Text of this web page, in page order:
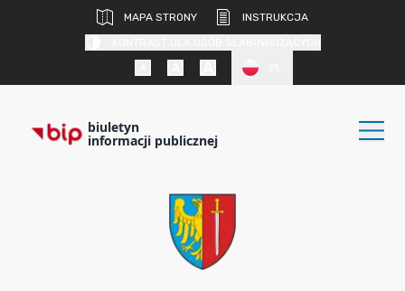
MAPA STRONY
INSTRUKCJA
biuletyn
informacji publicznej